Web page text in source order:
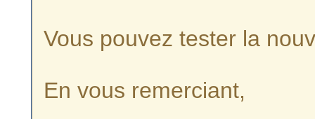
Vous pouvez tester la
En vous remerciant,